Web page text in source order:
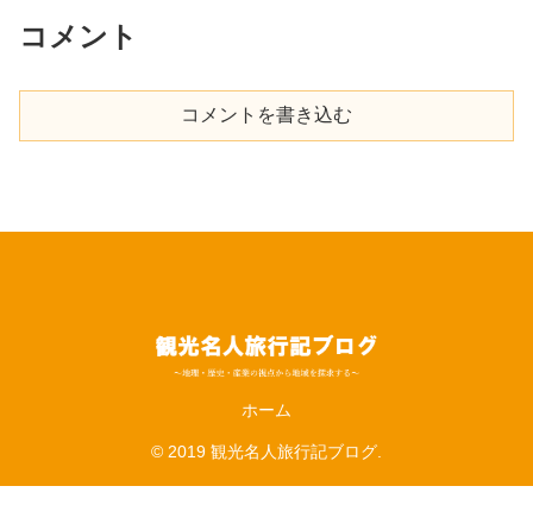
コメント
コメントを書き込む
ホーム
© 2019 観光名人旅行記ブログ.